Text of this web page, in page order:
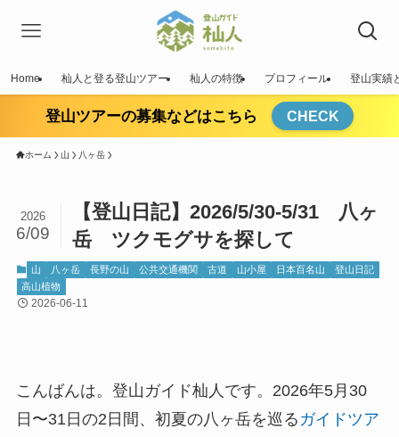
Home 杣人と登る登山ツアー 杣人の特徴 プロフィール 登山実績
登山ツアーの募集などはこちら CHECK
ホーム 山 八ヶ岳
【登山日記】2026/5/30-5/31 八ヶ
岳 ツクモグサを探して
2026
6/09
山 八ヶ岳 長野の山 公共交通機関 古道 山小屋 日本百名山
登山日記
高山植物
2026-06-11
こんばんは。登山ガイド杣人です。2026年5月30
日〜31日の2日間、初夏の八ヶ岳を巡る ガイドツア